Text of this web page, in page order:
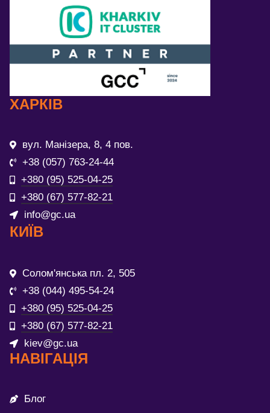
ХАРКІВ
вул. Манізера, 8, 4 пов.
+38 (057) 763-24-44
+380 (95) 525-04-25
+380 (67) 577-82-21
info@gc.ua
КИЇВ
Солом'янська пл. 2, 505
+38 (044) 495-54-24
+380 (95) 525-04-25
+380 (67) 577-82-21
kiev@gc.ua
НАВІГАЦІЯ
Блог